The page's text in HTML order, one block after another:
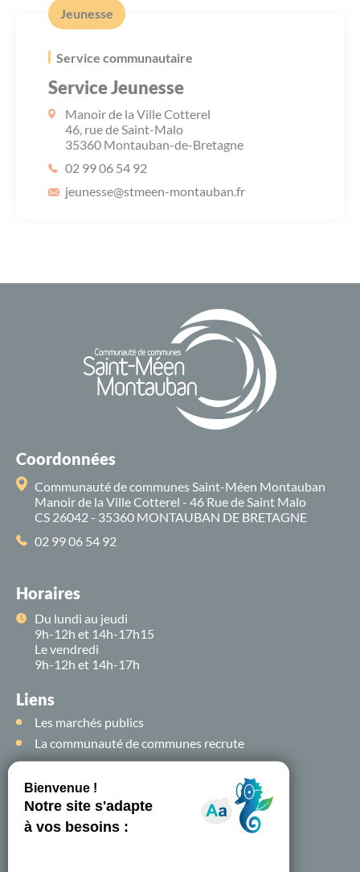
Jeunesse
Service communautaire
Service Jeunesse
Manoir de la Ville Cotterel
46, rue de Saint-Malo
35360 Montauban-de-Bretagne
02 99 06 54 92
jeunesse@stmeen-montauban.fr
Coordonnées
Communauté de communes Saint-Méen Montauban
Manoir de la Ville Cotterel - 46 Rue de Saint Malo
CS 26042 - 35360 MONTAUBAN DE BRETAGNE
02 99 06 54 92
Horaires
Du lundi au jeudi
9h-12h et 14h-17h15
Le vendredi
9h-12h et 14h-17h
Liens
Les marchés publics
La communauté de communes recrute
Suivez-nous sur
les
réseaux sociaux !